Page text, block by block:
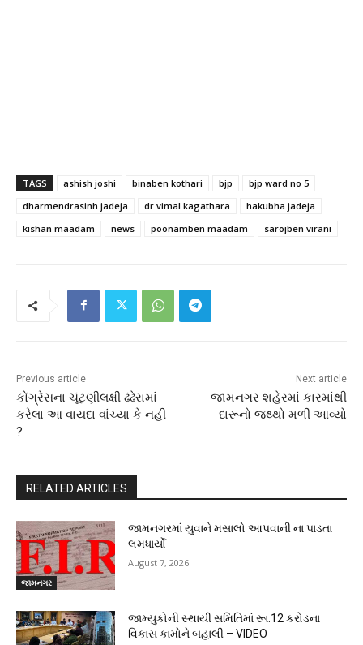
TAGS ashish joshi binaben kothari bjp
bjp ward no 5
dharmendrasinh jadeja
dr vimal kagathara
hakubha jadeja
kishan maadam
news poonamben maadam sarojben virani
Previous article
કોંગ્રેસના ચૂંટણીલક્ષી ઢંઢેરામાં
કરેલા આ વાયદા વાંચ્યા કે નહી
?
Next article
જામનગર શહેરમાં કારમાંથી
દારૂનો જથ્થો મળી આવ્યો
RELATED ARTICLES
જામનગર
જામનગરમાં યુવાને મસાલો આપવાની ના પાડતા
લમધાર્યો
August 7, 2026
જામ્યુકોની સ્થાયી સમિતિમાં રૂા.12 કરોડના
વિકાસ કામોને બહાલી – VIDEO